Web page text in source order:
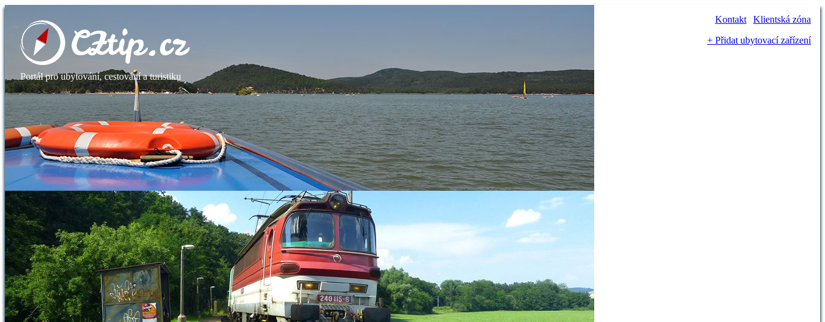
Portál pro ubytování, cestování a turistiku
Kontakt
Klientská zóna
+ Přidat ubytovací zařízení